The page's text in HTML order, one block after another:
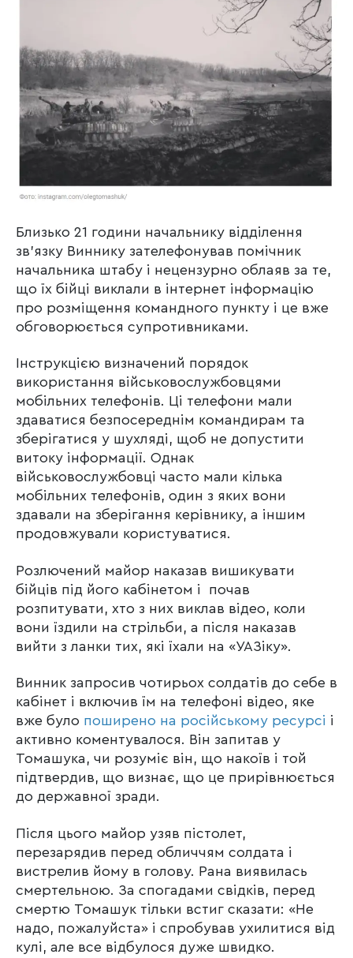
Близько 21 години начальнику відділення
зв’язку Виннику зателефонував помічник
начальника штабу і нецензурно облаяв за те,
що їх бійці виклали в інтернет інформацію
про розміщення командного пункту і це вже
обговорюється супротивниками.
Інструкцією визначений порядок
використання військовослужбовцями
мобільних телефонів. Ці телефони мали
здаватися безпосереднім командирам та
зберігатися у шухляді, щоб не допустити
витоку інформації. Однак
військовослужбовці часто мали кілька
мобільних телефонів, один з яких вони
здавали на зберігання керівнику, а іншим
продовжували користуватися.
Розлючений майор наказав вишикувати
бійців під його кабінетом і почав
розпитувати, хто з них виклав відео, коли
вони їздили на стрільби, а після наказав
вийти з ланки тих, які їхали на «УАЗіку».
Винник запросив чотирьох солдатів до себе в
кабінет і включив їм на телефоні відео, яке
вже було поширено на російському ресурсі і
активно коментувалося. Він запитав у
Томашука, чи розуміє він, що накоїв і той
підтвердив, що визнає, що це прирівнюється
до державної зради.
Після цього майор узяв пістолет,
перезарядив перед обличчям солдата і
вистрелив йому в голову. Рана виявилась
смертельною. За спогадами свідків, перед
смертю Томашук тільки встиг сказати: «Не
надо, пожалуйста» і спробував ухилитися від
кулі, але все відбулося дуже швидко.